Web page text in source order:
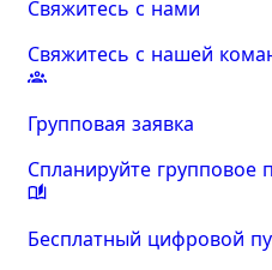
Свяжитесь с нами
Свяжитесь с нашей
Групповая заявка
Спланируйте групповое
Бесплатный цифровой